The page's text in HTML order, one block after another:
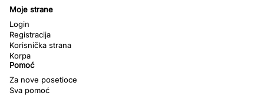
Moje strane
Login
Registracija
Korisnička strana
Korpa
Pomoć
Za nove posetioce
Sva pomoć